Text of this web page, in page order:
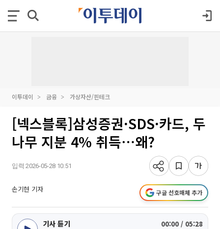
이투데이 금융 가상자산/핀테크
[넥스블록]삼성증권·SDS·카드, 두
나무 지분 4% 취득⋯왜?
입력 2026-05-28 10:51
손기현 기자 구글 선호매체 추가
기사 듣기 00:00 / 05:28